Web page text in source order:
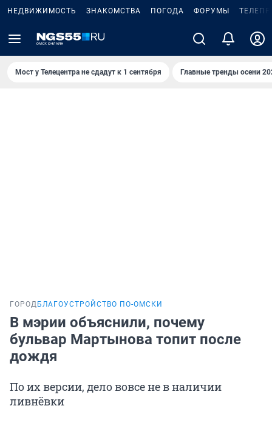
НЕДВИЖИМОСТЬ ЗНАКОМСТВА ПОГОДА ФОРУМЫ
Мост у Телецентра не сдадут к 1 сентября Главные тренды осени
ГОРОД БЛАГОУСТРОЙСТВО ПО-ОМСКИ
В мэрии объяснили, почему
бульвар Мартынова топит после
дождя
По их версии, дело вовсе не в наличии
ливнёвки